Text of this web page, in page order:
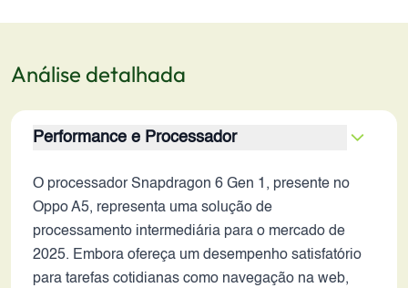
Análise detalhada
Performance e Processador
O processador Snapdragon 6 Gen 1, presente no
Oppo A5, representa uma solução de
processamento intermediária para o mercado de
2025. Embora ofereça um desempenho satisfatório
para tarefas cotidianas como navegação na web,